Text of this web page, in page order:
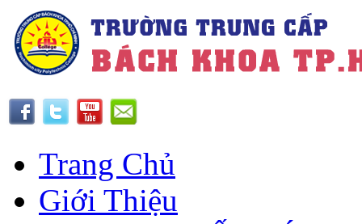
Trang Chủ
Giới Thiệu